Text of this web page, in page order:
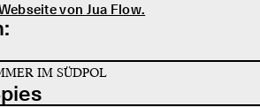
von Jua Flow.
IM SÜDPOL